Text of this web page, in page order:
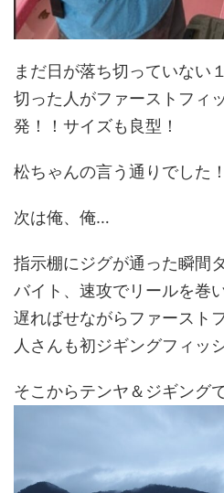
まだ日が落ち切っていない
切った人がファーストフィ
発！！サイズも良型！
松ちゃんの言う通りでした！
次は俺、俺…
指示棚にジグが通った瞬間
バイト、速攻でリールを巻
遅ればせながらファースト
人さんも初ジギングフィッ
そこからテンヤ＆ジギング